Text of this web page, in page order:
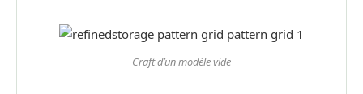
Craft d’un modèle vide